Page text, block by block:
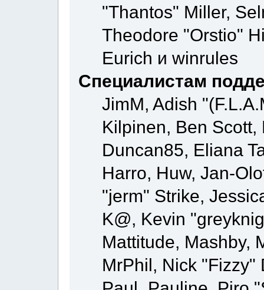
"Thantos" Miller,
Theodore "Orstio"
Eurich и winrules
Специалистам
JimM, Adish
Kilpinen, Ben Scott,
Duncan85, Eliana
Harro, Huw, Jan-
"jerm" Strike,
K@, Kevin
Mattitude, Mashby,
MrPhil, Nick "Fizzy"